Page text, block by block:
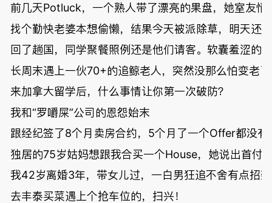
前几天Potluck，一个熟人带了漂亮的果盘，她室友悄
找个勤快老婆本想偷懒，结果今天被派除草，明天还
回了趟国，同学聚餐照例还是他们请客。软囊羞涩的
长周末遇上一伙70+的追鲸老人，突然没那么怕变老了
来加拿大留学后，什么事情让你第一次破防？
我和“罗嚼屎”公司的恩怨始末
跟经纪签了8个月卖房合约，5个月了一个Offer都没有
独居的75岁姑妈想跟我合买一个House，她说出首付
我42岁离婚3年，带女儿过，一白男狂追不舍有点招
去丰泰买菜遇上个抢车位的，扫兴！